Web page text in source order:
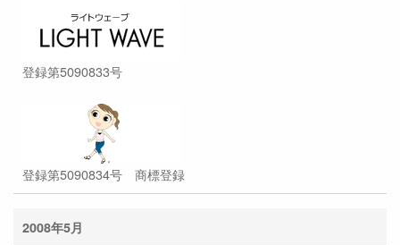
登録第5090833号
登録第5090834号 商標登録
2008年5月